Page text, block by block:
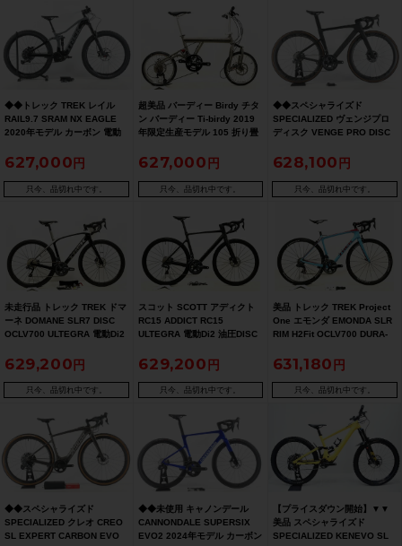
◆◆トレック TREK レイル
RAIL9.7 SRAM NX EAGLE
2020年モデル カーボン 電動
15.5/Sサイズ 12速 E-BIKE フ
ルサス（サイクルパラダイス
大阪より配送）
627,000
只今、品切れ中です。
超美品 バーディー Birdy チタ
ン バーディー Ti-birdy 2019
年限定生産モデル 105 折り畳
627,000
只今、品切れ中です。
◆◆スペシャライズド
SPECIALIZED ヴェンジプロ
ディスク VENGE PRO DISC
ク 49サイズ ULTEGRA Di2
R8050 11速（サイクルパラダ
イス大阪より配送）
628,100
只今、品切れ中です。
未走行品 トレック TREK ドマ
ーネ DOMANE SLR7 DISC
OCLV700 ULTEGRA 電動Di2
52サイズ ブラック/シルバー
629,200
只今、品切れ中です。
スコット SCOTT アディクト
RC15 ADDICT RC15
ULTEGRA 電動Di2 油圧DISC
バイク M(54)サイズ ブラック
629,200
只今、品切れ中です。
美品 トレック TREK Project
One エモンダ EMONDA SLR
RIM H2Fit OCLV700 DURA-
カーボンロードバイク 52
631,180
只今、品切れ中です。
◆◆スペシャライズド
SPECIALIZED クレオ CREO
SL EXPERT CARBON EVO
◆◆未使用 キャノンデール
CANNONDALE SUPERSIX
EVO2 2024年モデル カーボン
【プライスダウン開始】▼▼
美品 スペシャライズド
SPECIALIZED KENEVO SL